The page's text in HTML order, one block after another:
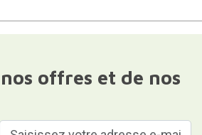
offres et de nos